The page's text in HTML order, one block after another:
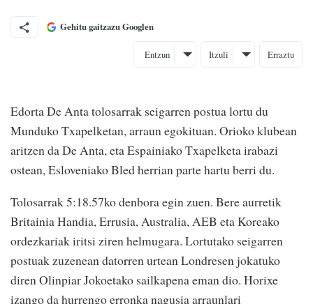
Gehitu gaitzazu Googlen
Entzun Itzuli Erraztu
Edorta De Anta tolosarrak seigarren postua lortu du
Munduko Txapelketan, arraun egokituan. Orioko klubean
aritzen da De Anta, eta Espainiako Txapelketa irabazi
ostean, Esloveniako Bled herrian parte hartu berri du.
Tolosarrak 5:18.57ko denbora egin zuen. Bere aurretik
Britainia Handia, Errusia, Australia, AEB eta Koreako
ordezkariak iritsi ziren helmugara. Lortutako seigarren
postuak zuzenean datorren urtean Londresen jokatuko
diren Olinpiar Jokoetako sailkapena eman dio. Horixe
izango da hurrengo erronka nagusia arraunlari